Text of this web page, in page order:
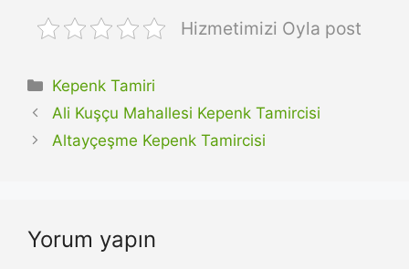
Hizmetimizi Oyla post
Kategoriler
Kepenk Tamiri
Ali Kuşçu Mahallesi Kepenk Tamircisi
Altayçeşme Kepenk Tamircisi
Yorum yapın